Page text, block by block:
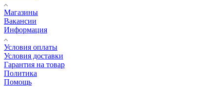
Магазины
Вакансии
Информация
Условия оплаты
Условия доставки
Гарантия на товар
Политика
Помощь